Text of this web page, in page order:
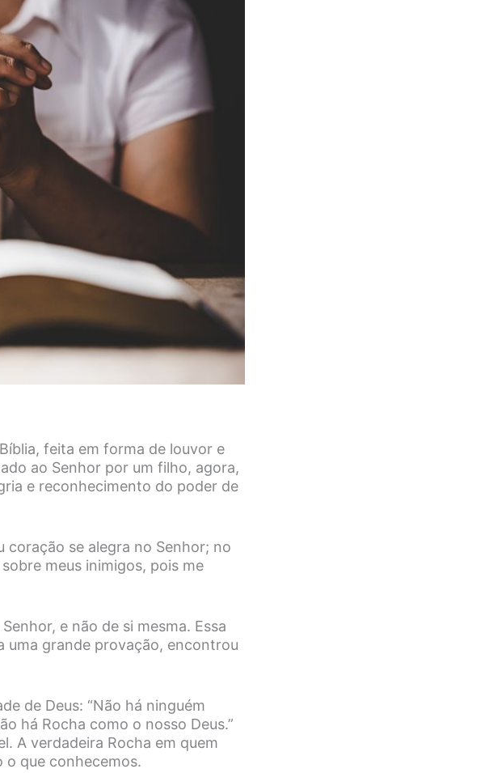
feita em forma de louvor e
ao Senhor por um filho, agora,
e reconhecimento do poder de
coração se alegra no Senhor; no
meus inimigos, pois me
e não de si mesma. Essa
uma grande provação, encontrou
de Deus: “Não há ninguém
há Rocha como o nosso Deus.”
A verdadeira Rocha em quem
o que conhecemos.